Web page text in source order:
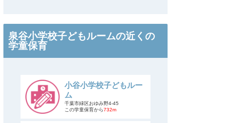
泉谷小学校子どもルームの近くの
学童保育
小谷小学校子どもルー
ム
千葉市緑区おゆみ野4-45
この学童保育から732m